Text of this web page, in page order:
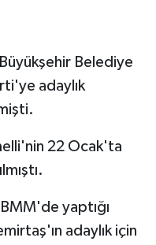
Belediye
adaylık
22 Ocak'ta
yaptığı
adaylık için